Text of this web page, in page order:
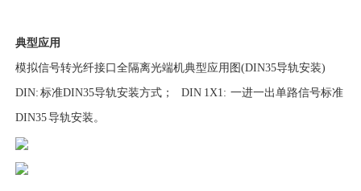
典型应用
模拟信号转光纤接口全隔离光端机典型应用图(DIN35导轨安装)
DIN: 标准DIN35导轨安装方式； DIN 1X1: 一进一出单路信号标准
DIN35 导轨安装。